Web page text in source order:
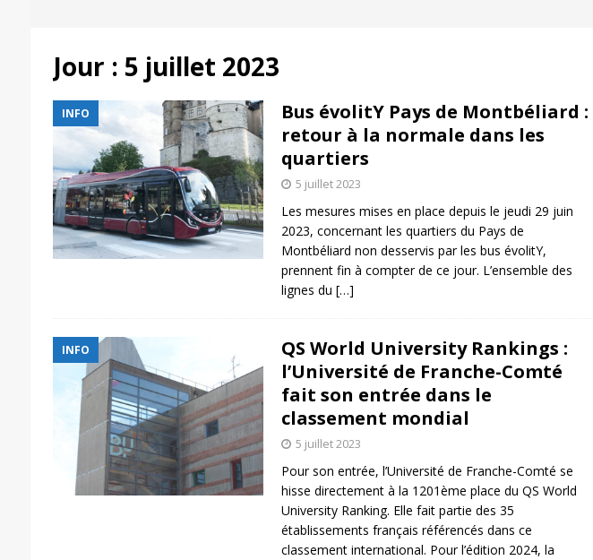
Jour : 5 juillet 2023
INFO
Bus évolitY Pays de Montbéliard :
retour à la normale dans les
quartiers
5 juillet 2023
Les mesures mises en place depuis le jeudi 29 juin
2023, concernant les quartiers du Pays de
Montbéliard non desservis par les bus évolitY,
prennent fin à compter de ce jour. L’ensemble des
lignes du […]
INFO
QS World University Rankings :
l’Université de Franche-Comté
fait son entrée dans le
classement mondial
5 juillet 2023
Pour son entrée, l’Université de Franche-Comté se
hisse directement à la 1201ème place du QS World
University Ranking. Elle fait partie des 35
établissements français référencés dans ce
classement international. Pour l’édition 2024, la